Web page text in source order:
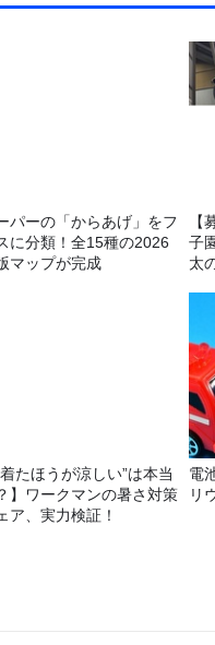
パーの「からあげ」をフ
に分類！全15種の2026
マップが完成
子
太
着たほうが涼しい”は本当
】ワークマンの暑さ対策
ア、実力検証！
電
リ